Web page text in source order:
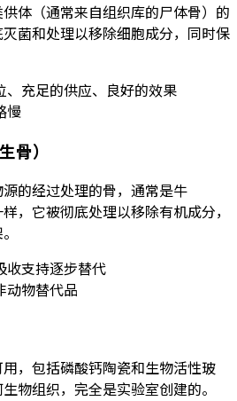
体（通常来自组织库的尸体骨）的
菌和处理以移除细胞成分，同时保
、充足的供应、良好的效果
慢
骨）
的经过处理的骨，通常是牛
，它被彻底处理以移除有机成分，
收支持逐步替代
动物替代品
，包括磷酸钙陶瓷和生物活性玻
物组织，完全是实验室创建的。